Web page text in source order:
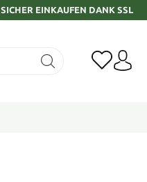
SICHER EINKAUFEN DANK SSL